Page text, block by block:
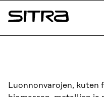
Siirry
suoraan
Sitra
Luonnonvarojen,